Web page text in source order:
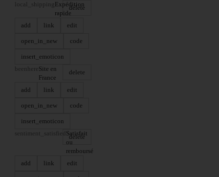
delete
local_shipping Expédition
rapide
add
link edit
open_in_new code
insert_emoticon
delete
beenhereSite en
France
add
link edit
open_in_new code
insert_emoticon
delete
sentiment_satisfied Satisfait
ou
remboursé
add
link edit